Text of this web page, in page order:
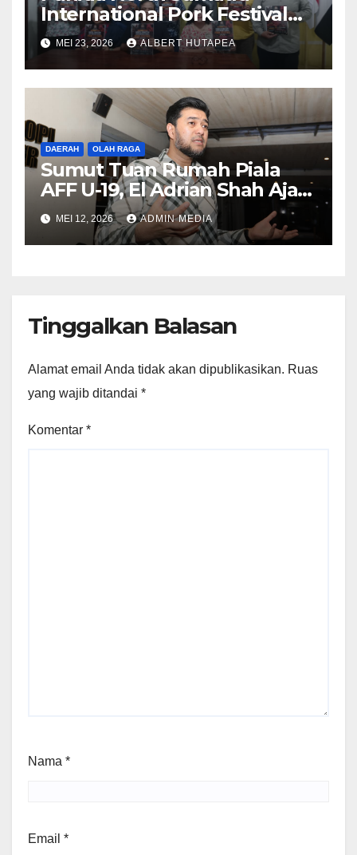
International Pork Festival
Gelar Rapat Final Persiapan
Acara Agustus 2026
MEI 23, 2026 ALBERT HUTAPEA
DAERAH OLAH RAGA
Sumut Tuan Rumah Piala
AFF U-19, El Adrian Shah Ajak
Masyarakat Jadi Bagian
Sejarah
MEI 12, 2026 ADMIN MEDIA
Tinggalkan Balasan
Alamat email Anda tidak akan dipublikasikan. Ruas
yang wajib ditandai *
Komentar *
Nama *
Email *